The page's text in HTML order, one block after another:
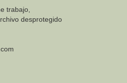
trabajo,
desprotegido